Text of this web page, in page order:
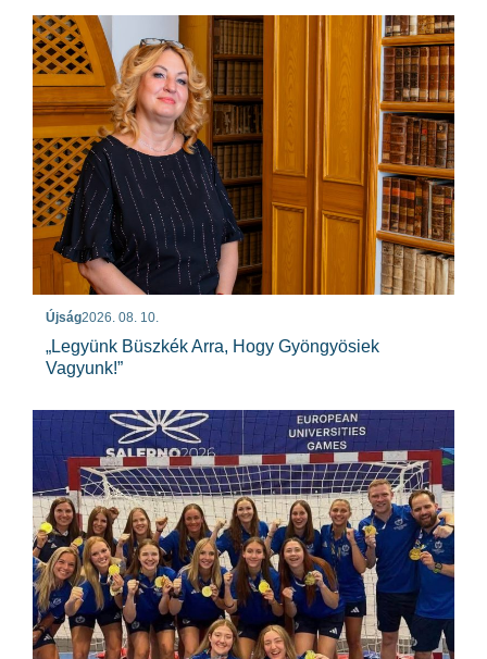
Újság2026. 08. 10.
„Legyünk Büszkék Arra, Hogy Gyöngyösiek
Vagyunk!”